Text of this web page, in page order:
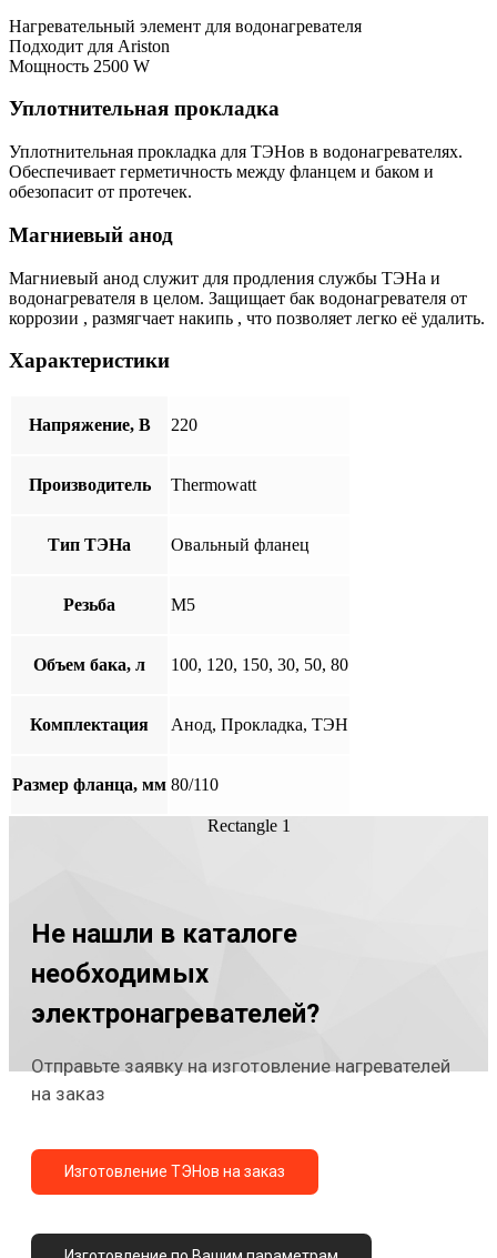
Нагревательный элемент для водонагревателя
Подходит для Ariston
Мощность 2500 W
Уплотнительная прокладка
Уплотнительная прокладка для ТЭНов в водонагревателях.
Обеспечивает герметичность между фланцем и баком и
обезопасит от протечек.
Магниевый анод
Магниевый анод служит для продления службы ТЭНа и
водонагревателя в целом. Защищает бак водонагревателя от
коррозии , размягчает накипь , что позволяет легко её удалить.
Характеристики
Напряжение, В 220
Производитель Thermowatt
Тип ТЭНа Овальный фланец
Резьба М5
Объем бака, л 100, 120, 150, 30, 50, 80
Комплектация Анод, Прокладка, ТЭН
Размер фланца, мм 80/110
Rectangle 1
Не нашли в каталоге
необходимых
электронагревателей?
Отправьте заявку на изготовление нагревателей
на заказ
Изготовление ТЭНов на заказ